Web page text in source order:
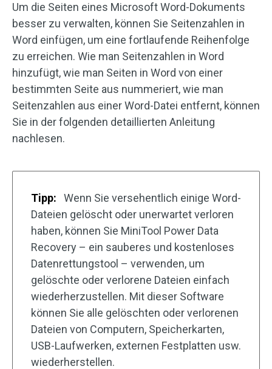
Um die Seiten eines Microsoft Word-Dokuments
besser zu verwalten, können Sie Seitenzahlen in
Word einfügen, um eine fortlaufende Reihenfolge
zu erreichen. Wie man Seitenzahlen in Word
hinzufügt, wie man Seiten in Word von einer
bestimmten Seite aus nummeriert, wie man
Seitenzahlen aus einer Word-Datei entfernt, können
Sie in der folgenden detaillierten Anleitung
nachlesen.
Tipp:
Wenn Sie versehentlich einige Word-
Dateien gelöscht oder unerwartet verloren
haben, können Sie MiniTool Power Data
Recovery – ein sauberes und kostenloses
Datenrettungstool – verwenden, um
gelöschte oder verlorene Dateien einfach
wiederherzustellen. Mit dieser Software
können Sie alle gelöschten oder verlorenen
Dateien von Computern, Speicherkarten,
USB-Laufwerken, externen Festplatten usw.
wiederherstellen.